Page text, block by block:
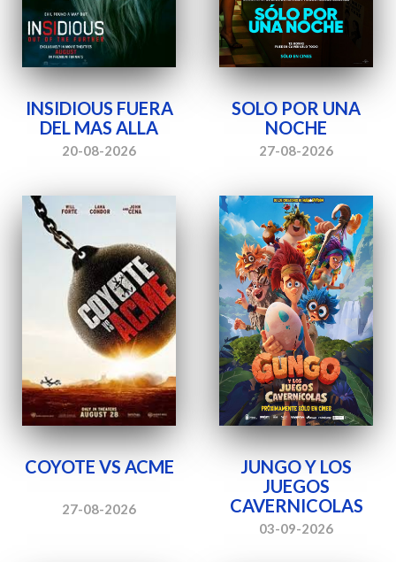
INSIDIOUS FUERA
DEL MAS ALLA
20-08-2026
SOLO POR UNA
NOCHE
27-08-2026
COYOTE VS ACME
27-08-2026
JUNGO Y LOS
JUEGOS
CAVERNICOLAS
03-09-2026